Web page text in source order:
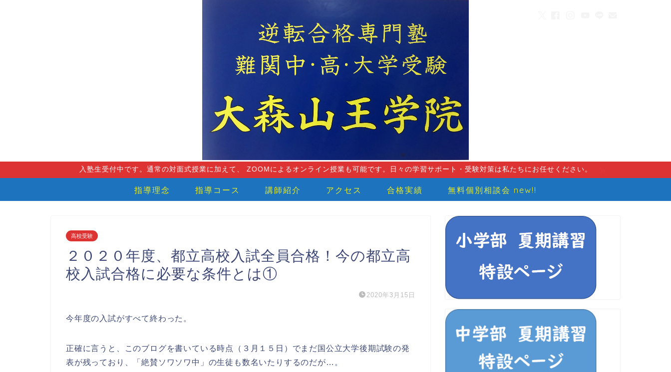
入塾生受付中です。通常の対面式授業に加えて、 ZOOMによるオンライン授業も可能です。日々の学習サポート・受験対策は私たちにお任せください。
指導理念 指導コース 講師紹介 アクセス 合格実績 無料個別相談会 new!!
高校受験
２０２０年度、都立高校入試全員合格！今の都立高
校入試合格に必要な条件とは①
2020年3月15日
今年度の入試がすべて終わった。
正確に言うと、このブログを書いている時点（３月１５日）でまだ国公立大学後期試験の発
表が残っており、「絶賛ソワソワ中」の生徒も数名いたりするのだが…。